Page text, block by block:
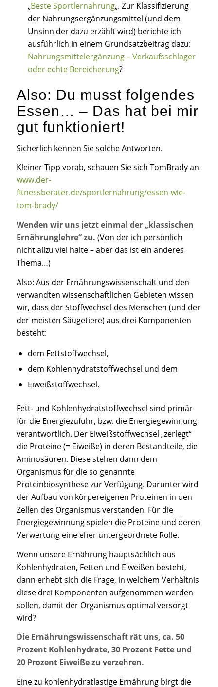
„Beste Sportlernahrung„. Zur Klassifizierung
der Nahrungsergänzungsmittel (und dem
Unsinn der dazu erzählt wird) berichte ich
ausführlich in einem Grundsatzbeitrag dazu:
Nahrungsmittelergänzung – Verkaufsschlager
oder echte Bereicherung?
Also: Du musst folgendes
Essen… – Das hat bei mir
gut funktioniert!
Sicherlich kennen Sie solche Antworten.
Kleiner Tipp vorab, schauen Sie sich TomBrady an:
www.der-
fitnessberater.de/sportlernahrung/essen-wie-
tom-brady/
Wenden wir uns jetzt einmal der „klassischen
Ernährunglehre“ zu. (Von der ich persönlich
nicht allzu viel halte – aber das ist ein anderes
Thema…)
Also: Aus der Ernährungswissenschaft und den
verwandten wissenschaftlichen Gebieten wissen
wir, dass der Stoffwechsel des Menschen (und der
der meisten Säugetiere) aus drei Komponenten
besteht:
dem Fettstoffwechsel,
dem Kohlenhydratstoffwechsel und dem
Eiweißstoffwechsel.
Fett- und Kohlenhydratstoffwechsel sind primär
für die Energiezufuhr, bzw. die Energiegewinnung
verantwortlich. Der Eiweißstoffwechsel „zerlegt“
die Proteine (= Eiweiße) in deren Bestandteile, die
Aminosäuren. Diese stehen dann dem
Organismus für die so genannte
Proteinbiosynthese zur Verfügung. Darunter wird
der Aufbau von körpereigenen Proteinen in den
Zellen des Organismus verstanden. Für die
Energiegewinnung spielen die Proteine und deren
Verwertung eine eher untergeordnete Rolle.
Wenn unsere Ernährung hauptsächlich aus
Kohlenhydraten, Fetten und Eiweißen besteht,
dann erhebt sich die Frage, in welchem Verhältnis
diese drei Komponenten aufgenommen werden
sollen, damit der Organismus optimal versorgt
wird?
Die Ernährungswissenschaft rät uns, ca. 50
Prozent Kohlenhydrate, 30 Prozent Fette und
20 Prozent Eiweiße zu verzehren.
Eine zu kohlenhydratlastige Ernährung birgt die